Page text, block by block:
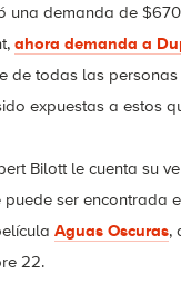
una demanda de
ahora demanda a
de todas las
expuestas a estos
Bilott le cuenta su
puede ser encontrada
Aguas Oscuras,
22.